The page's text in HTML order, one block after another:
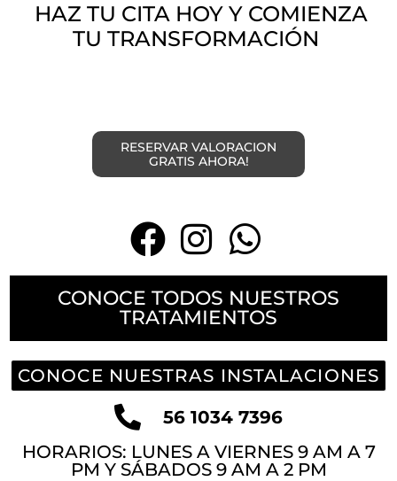
HAZ TU CITA HOY Y COMIENZA
TU TRANSFORMACIÓN
RESERVAR VALORACION
GRATIS AHORA!
CONOCE TODOS NUESTROS
TRATAMIENTOS
CONOCE NUESTRAS INSTALACIONES
56 1034 7396
HORARIOS: LUNES A VIERNES 9 AM A 7
PM Y SÁBADOS 9 AM A 2 PM